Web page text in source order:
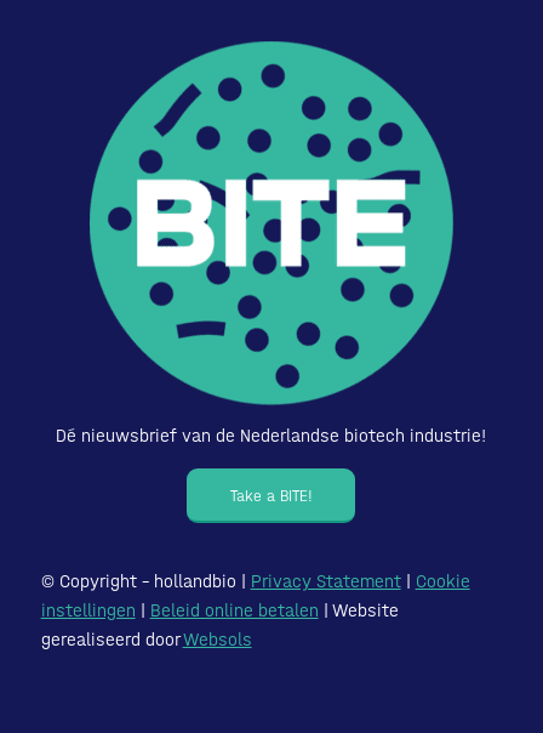
Dé nieuwsbrief van de Nederlandse biotech industrie!
Take a BITE!
© Copyright – hollandbio | Privacy Statement| Cookie
instellingen | Beleid online betalen | Website
gerealiseerd doorWebsols